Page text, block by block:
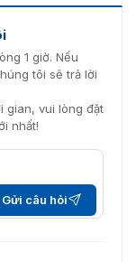
1 giờ. Nếu
tôi sẽ trả lời
gian, vui lòng đặt
nhất!
Gửi câu hỏi